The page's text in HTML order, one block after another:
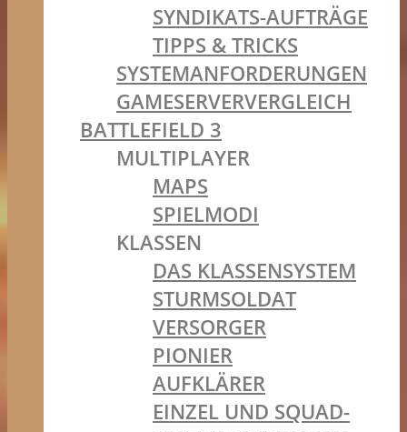
SYNDIKATS-AUFTRÄGE
TIPPS & TRICKS
SYSTEMANFORDERUNGEN
GAMESERVERVERGLEICH
BATTLEFIELD 3
MULTIPLAYER
MAPS
SPIELMODI
KLASSEN
DAS KLASSENSYSTEM
STURMSOLDAT
VERSORGER
PIONIER
AUFKLÄRER
EINZEL UND SQUAD-